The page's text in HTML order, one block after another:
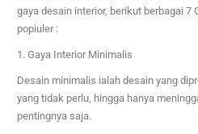
gaya desain interior, berikut berbagai 7
popiuler :
1. Gaya Interior Minimalis
Desain minimalis ialah desain yang
yang tidak perlu, hingga hanya
pentingnya saja.